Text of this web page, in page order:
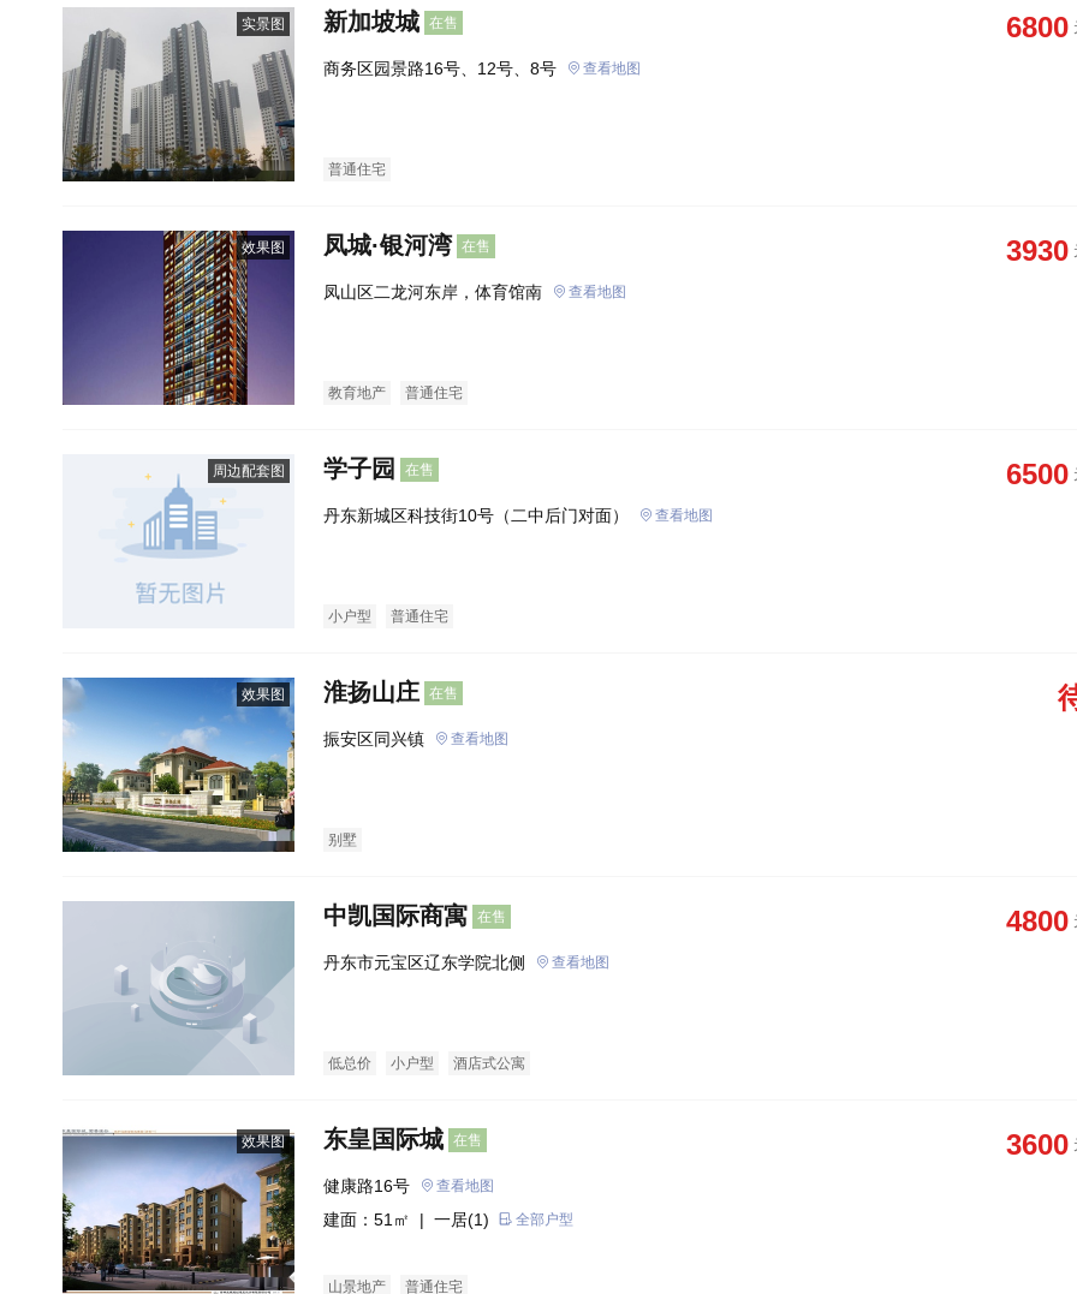
实景图 新加坡城 在售 6800
商务区园景路16号、12号、8号 查看地图
普通住宅
效果图 凤城·银河湾 在售 3930
凤山区二龙河东岸，体育馆南 查看地图
教育地产 普通住宅
周边配套图 学子园 在售 6500
丹东新城区科技街10号（二中后门对面） 查看地图
小户型 普通住宅
效果图 淮扬山庄 在售
振安区同兴镇 查看地图
别墅
中凯国际商寓 在售 4800
丹东市元宝区辽东学院北侧 查看地图
低总价 小户型 酒店式公寓
效果图 东皇国际城 在售 3600
健康路16号 查看地图
建面：51㎡ | 一居(1) 全部户型
山景地产 普通住宅